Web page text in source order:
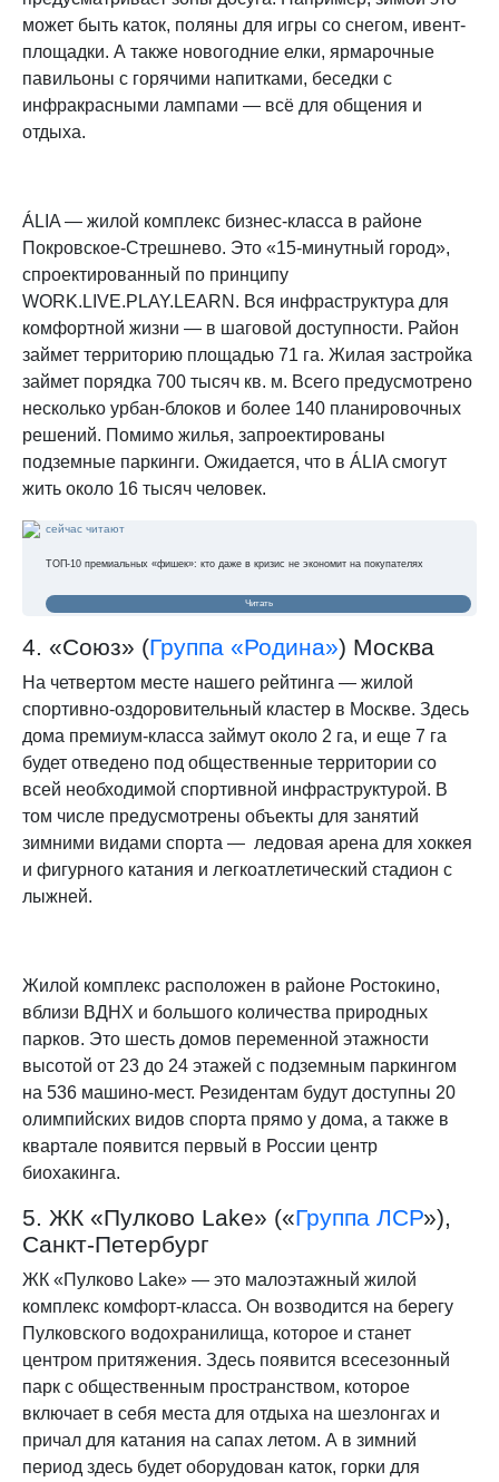
может быть каток, поляны для игры со снегом, ивент-
площадки. А также новогодние елки, ярмарочные
павильоны с горячими напитками, беседки с
инфракрасными лампами — всё для общения и
отдыха.
ÁLIA — жилой комплекс бизнес-класса в районе
Покровское-Стрешнево. Это «15-минутный город»,
спроектированный по принципу
WORK.LIVE.PLAY.LEARN. Вся инфраструктура для
комфортной жизни — в шаговой доступности. Район
займет территорию площадью 71 га. Жилая застройка
займет порядка 700 тысяч кв. м. Всего предусмотрено
несколько урбан-блоков и более 140 планировочных
решений. Помимо жилья, запроектированы
подземные паркинги. Ожидается, что в ÁLIA смогут
жить около 16 тысяч человек.
сейчас читают
ТОП-10 премиальных «фишек»: кто даже в кризис не экономит на покупателях
Читать
4. «Союз» (Группа «Родина») Москва
На четвертом месте нашего рейтинга — жилой
спортивно-оздоровительный кластер в Москве. Здесь
дома премиум-класса займут около 2 га, и еще 7 га
будет отведено под общественные территории со
всей необходимой спортивной инфраструктурой. В
том числе предусмотрены объекты для занятий
зимними видами спорта — ледовая арена для хоккея
и фигурного катания и легкоатлетический стадион с
лыжней.
Жилой комплекс расположен в районе Ростокино,
вблизи ВДНХ и большого количества природных
парков. Это шесть домов переменной этажности
высотой от 23 до 24 этажей с подземным паркингом
на 536 машино-мест. Резидентам будут доступны 20
олимпийских видов спорта прямо у дома, а также в
квартале появится первый в России центр
биохакинга.
5. ЖК «Пулково Lake» («Группа ЛСР»),
Санкт-Петербург
ЖК «Пулково Lake» — это малоэтажный жилой
комплекс комфорт-класса. Он возводится на берегу
Пулковского водохранилища, которое и станет
центром притяжения. Здесь появится всесезонный
парк с общественным пространством, которое
включает в себя места для отдыха на шезлонгах и
причал для катания на сапах летом. А в зимний
период здесь будет оборудован каток, горки для